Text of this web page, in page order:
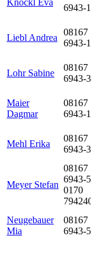
Knöckl Eva
6943-
Liebl Andrea
08167
6943-
Lohr Sabine
08167
6943-
Maier
Dagmar
08167
6943-
Mehl Erika
08167
6943-
Meyer Stefan
08167
6943-
0170
Neugebauer
Mia
08167
6943-